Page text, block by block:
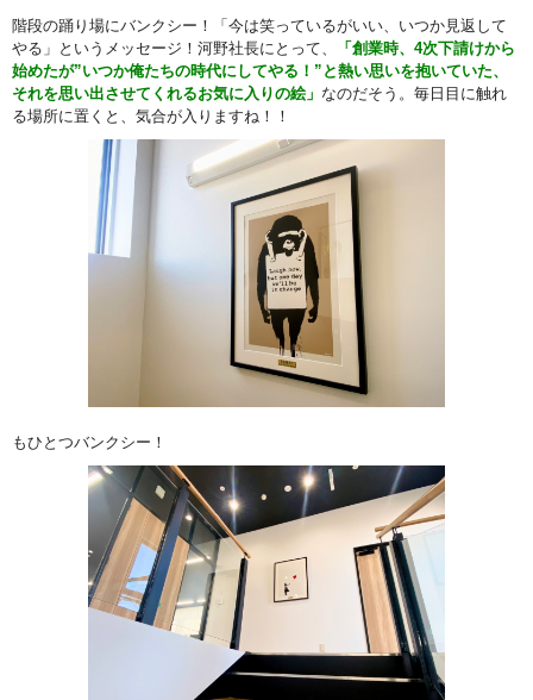
階段の踊り場にバンクシー！「今は笑っているがいい、いつか見返して
やる」というメッセージ！河野社長にとって、
「創業時、4次下請けから
始めたが”いつか俺たちの時代にしてやる！”と熱い思いを抱いていた、
それを思い出させてくれるお気に入りの絵」 なのだそう。毎日目に触れ
る場所に置くと、気合が入りますね！！
もひとつバンクシー！